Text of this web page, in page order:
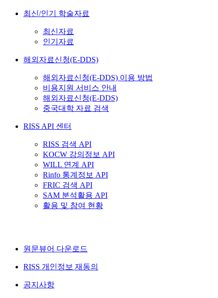
최신/인기 학술자료
최신자료
인기자료
해외자료신청(E-DDS)
해외자료신청(E-DDS) 이용 방법
비용지원 서비스 안내
해외자료신청(E-DDS)
중국대학 자료 검색
RISS API 센터
RISS 검색 API
KOCW 강의정보 API
WILL 연계 API
Rinfo 통계정보 API
FRIC 검색 API
SAM 분석활용 API
활용 및 참여 현황
원문뷰어 다운로드
RISS 개인정보 재동의
공지사항